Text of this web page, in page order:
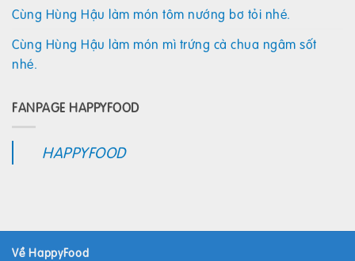
Cùng Hùng Hậu làm món tôm nướng bơ tỏi nhé.
Cùng Hùng Hậu làm món mì trứng cà chua ngâm sốt
nhé.
FANPAGE HAPPYFOOD
HAPPYFOOD
Về HappyFood